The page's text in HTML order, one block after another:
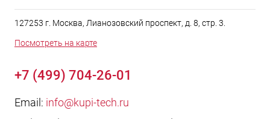
127253 г. Москва, Лианозовский проспект, д. 8, стр. 3.
Посмотреть на карте
+7 (499) 704-26-01
Email: info@kupi-tech.ru